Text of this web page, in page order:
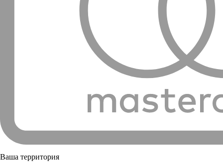
Ваша территория